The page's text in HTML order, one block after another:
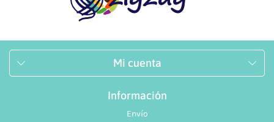
Mi cuenta
Información
Envío